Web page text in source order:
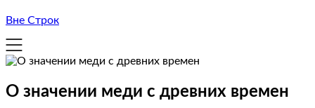
Вне Строк
О значении меди с древних времен